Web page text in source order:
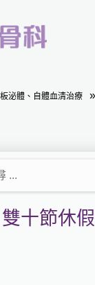
泌體、自體血清治療
十節休